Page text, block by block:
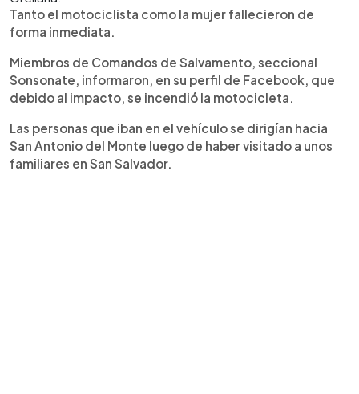
Tanto el motociclista como la mujer fallecieron de
forma inmediata.
Miembros de Comandos de Salvamento, seccional
Sonsonate, informaron, en su perfil de Facebook, que
debido al impacto, se incendió la motocicleta.
Las personas que iban en el vehículo se dirigían hacia
San Antonio del Monte luego de haber visitado a unos
familiares en San Salvador.